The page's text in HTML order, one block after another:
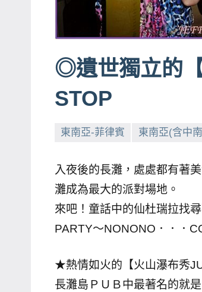
探
節
班
外
景
目
主
吳
哥
◎遺世獨立的
STOP
東南亞-菲律賓 東南亞(含中
入夜後的長灘，處處都有著
灘成為最大的派對場地。
來吧！童話中的仙杜瑞拉找
PARTY～NONONO．．．
★熱情如火的【火山瀑布秀
長灘島ＰＵＢ中最著名的就